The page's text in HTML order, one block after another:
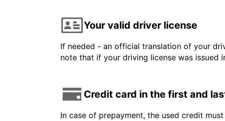
Your valid driver license
If needed - an official translation of your
note that if your driving license was issued
Credit card in the first and
In case of prepayment, the used credit